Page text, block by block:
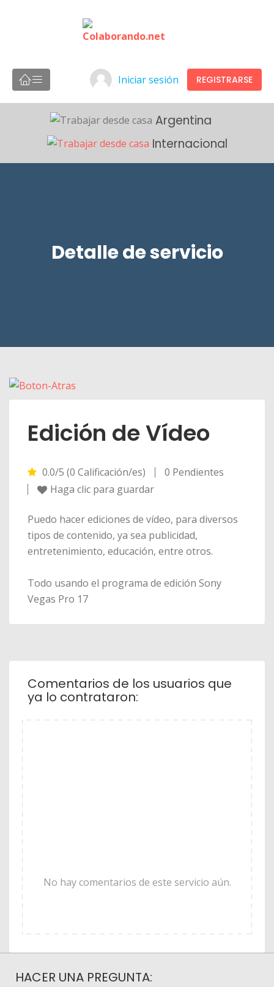
Iniciar sesión REGISTRARSE
Argentina
Internacional
Detalle de servicio
Edición de Vídeo
0.0/5 (0 Calificación/es)
0 Pendientes
Haga clic para guardar
Puedo hacer ediciones de vídeo, para diversos
tipos de contenido, ya sea publicidad,
entretenimiento, educación, entre otros.
Todo usando el programa de edición Sony
Vegas Pro 17
Comentarios de los usuarios que
ya lo contrataron:
No hay comentarios de este servicio aún.
HACER UNA PREGUNTA: